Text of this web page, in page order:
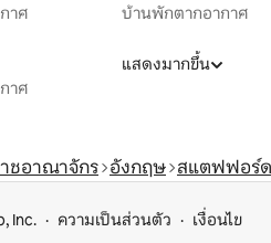
าศ
บ้านพักตากอากาศ
าศ
แสดงมากขึ้น
ชอาณาจักร อังกฤษ สแตฟฟอร์ด
Inc. ความเป็นส่วนตัว เงื่อนไข